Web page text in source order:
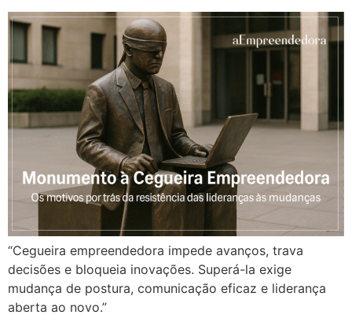
“Cegueira empreendedora impede avanços, trava
decisões e bloqueia inovações. Superá-la exige
mudança de postura, comunicação eficaz e liderança
aberta ao novo.”